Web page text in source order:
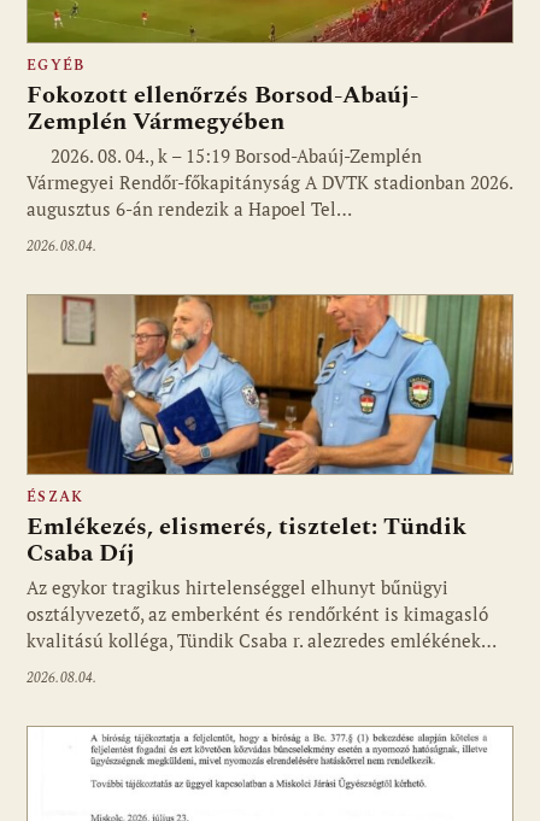
EGYÉB
Fokozott ellenőrzés Borsod-Abaúj-
Zemplén Vármegyében
2026. 08. 04., k – 15:19 Borsod-Abaúj-Zemplén
Vármegyei Rendőr-főkapitányság A DVTK stadionban 2026.
augusztus 6-án rendezik a Hapoel Tel…
2026.08.04.
ÉSZAK
Emlékezés, elismerés, tisztelet: Tündik
Csaba Díj
Az egykor tragikus hirtelenséggel elhunyt bűnügyi
osztályvezető, az emberként és rendőrként is kimagasló
kvalitású kolléga, Tündik Csaba r. alezredes emlékének…
2026.08.04.